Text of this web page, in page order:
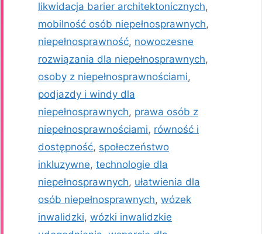
likwidacja barier architektonicznych,
mobilność osób niepełnosprawnych,
niepełnosprawność, nowoczesne
rozwiązania dla niepełnosprawnych,
osoby z niepełnosprawnościami,
podjazdy i windy dla
niepełnosprawnych, prawa osób z
niepełnosprawnościami, równość i
dostępność, społeczeństwo
inkluzywne, technologie dla
niepełnosprawnych, ułatwienia dla
osób niepełnosprawnych, wózek
inwalidzki, wózki inwalidzkie